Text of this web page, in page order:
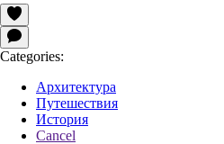
Categories:
Архитектура
Путешествия
История
Cancel